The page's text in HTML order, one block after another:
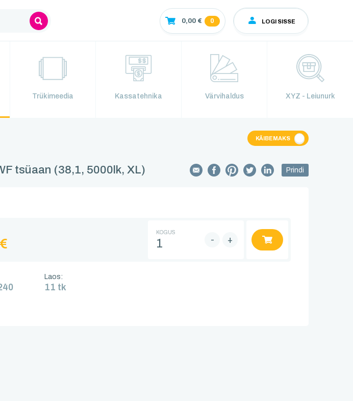
0,00 € 0 LOGI SISSE
Trükimeedia Kassatehnika Värvihaldus XYZ - Leiunurk
KÄIBEMAKS
tsüaan (38,1, 5000lk, XL) Prindi
KOGUS
- +
Laos:
11 tk